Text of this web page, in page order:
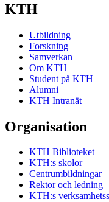
KTH
Utbildning
Forskning
Samverkan
Om KTH
Student på KTH
Alumni
KTH Intranät
Organisation
KTH Biblioteket
KTH:s skolor
Centrumbildningar
Rektor och ledning
KTH:s